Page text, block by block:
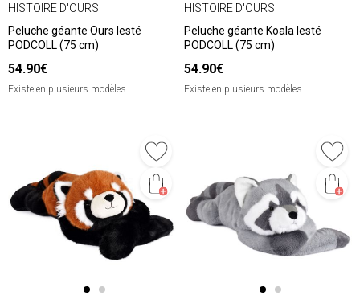
HISTOIRE D'OURS
Peluche géante Ours lesté
PODCOLL (75 cm)
54.90€
Existe en plusieurs modèles
HISTOIRE D'OURS
Peluche géante Koala lesté
PODCOLL (75 cm)
54.90€
Existe en plusieurs modèles